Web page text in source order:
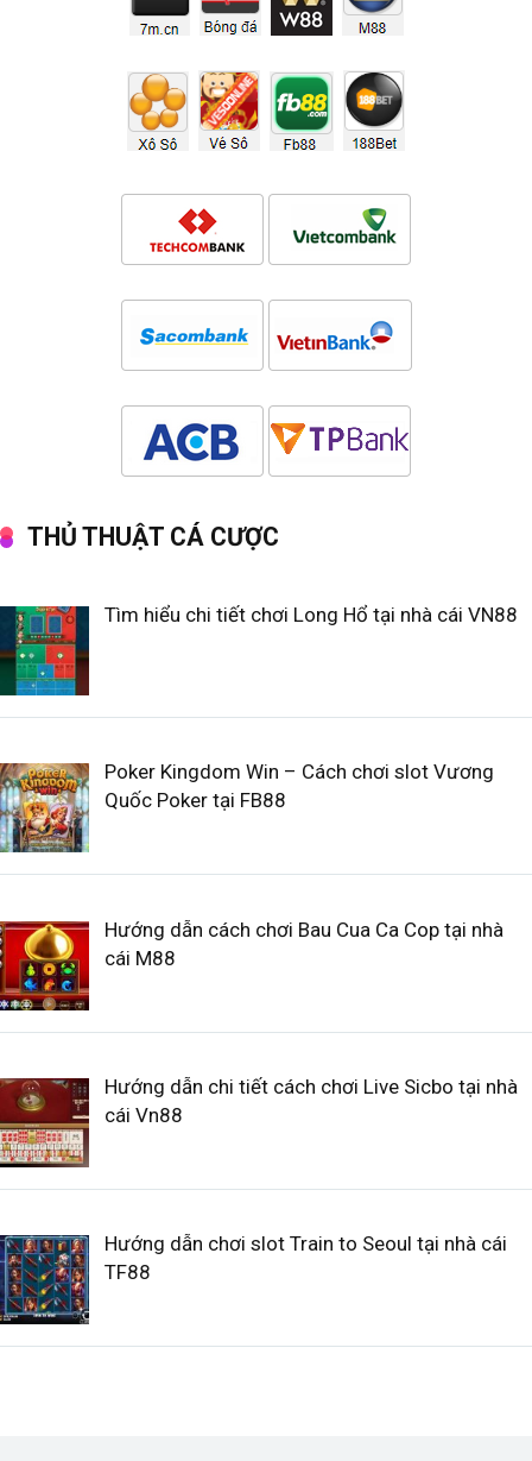
THỦ THUẬT CÁ CƯỢC
Tìm hiểu chi tiết chơi Long Hổ tại nhà cái VN88
Poker Kingdom Win – Cách chơi slot Vương
Quốc Poker tại FB88
Hướng dẫn cách chơi Bau Cua Ca Cop tại nhà
cái M88
Hướng dẫn chi tiết cách chơi Live Sicbo tại nhà
cái Vn88
Hướng dẫn chơi slot Train to Seoul tại nhà cái
TF88